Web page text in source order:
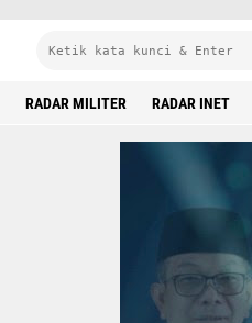
RADAR MILITER RADAR INET